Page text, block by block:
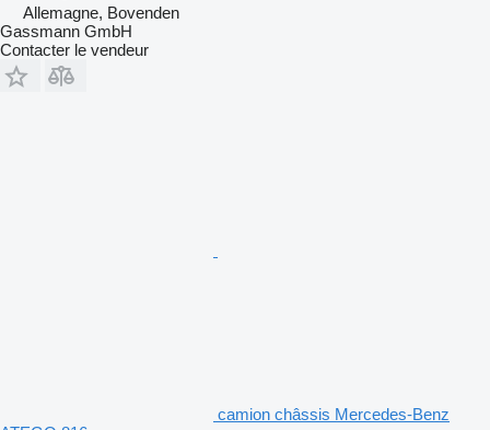
Allemagne, Bovenden
Gassmann GmbH
Contacter le vendeur
camion châssis Mercedes-Benz